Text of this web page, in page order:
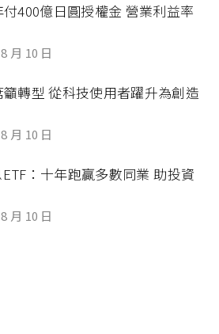
400億日圓授權金 營業利益率
月 10 日
轉型 從科技使用者躍升為創造
月 10 日
ETF：十年跑贏多數同業 助投資
月 10 日